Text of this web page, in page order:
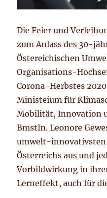
Die Feier und
zum Anlass des 30-
Östereichischen
Organisations-
Corona-Herbstes
Ministeium für
Mobilität, Innovation
BmstIn. Leonore
umwelt-innovativsten
Österreichs aus und
Vorbildwirkung in
Lerneffekt, auch für